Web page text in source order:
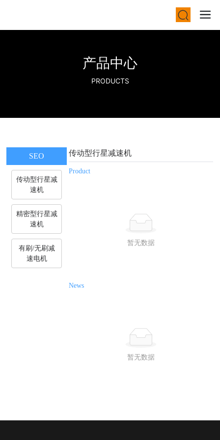
产品中心
PRODUCTS
SEO
传动型行星减
速机
精密型行星减
速机
有刷/无刷减
速电机
传动型行星减速机
Product
暂无数据
News
暂无数据